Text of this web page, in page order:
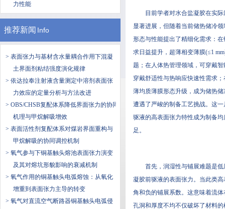
力性能
推荐新闻 Info
> 表面张力与基材含水量耦合作用下混凝
土界面剂粘结强度演化规律
> 依达拉奉注射液含量测定中溶剂表面张
力效应的定量分析与方法改进
> OBS/CHSB复配体系降低界面张力的协同
机理与甲烷解吸增效
> 表面活性剂复配体系对煤岩界面重构与
甲烷解吸的协同调控机制
> 氧气参与下铜基触头熔池表面张力演变
及其对熔坑形貌影响的衰减机制
> 氧气作用的铜基触头电弧熔蚀：从氧化
增重到表面张力主导的转变
> 氧气对直流空气断路器铜基触头电弧侵
目前学者对水合盐凝胶在实
显著进展，但随着当前储热储冷
形态与性能提出了精细化需求：
求日益提升，超薄相变薄膜(≤1
题；在人体热管理领域，可穿戴
穿戴舒适性与热响应快速性需求
薄均质薄膜形态升级，成为储热
遭遇了严峻的制备工艺挑战。这
驱液的高表面张力特性成为制备
足。
首先，润湿性与铺展难题是
凝胶前驱液的表面张力。当此类
角和负的铺展系数。这意味着流
孔洞和厚度不均不仅破坏了材料